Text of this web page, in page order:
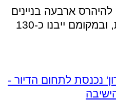
ארבעה בניינים
ותיקים הכוללים 49 דירות, ובמקומם ייבנו כ-130
נכנסת לתחום הדיור -